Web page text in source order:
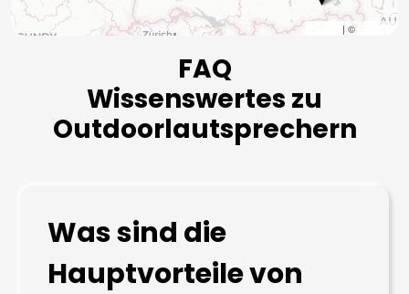
| © CARTO
FAQ
Wissenswertes zu
Outdoorlautsprechern
Was sind die
Hauptvorteile von